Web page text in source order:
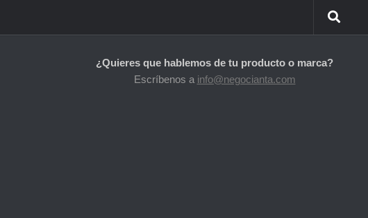
¿Quieres que hablemos de tu producto o marca?
Escríbenos a info@negocianta.com